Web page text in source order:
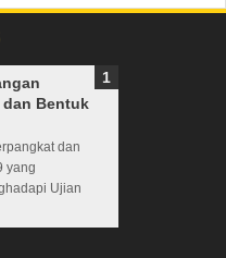
Bentuk
dan
yang
Ujian